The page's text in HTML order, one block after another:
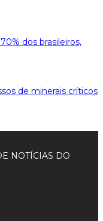
dos brasileiros,
de minerais críticos
NOTÍCIAS DO